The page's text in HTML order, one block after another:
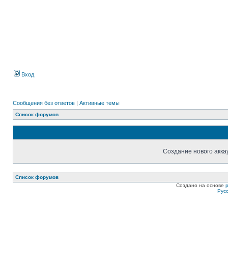
Вход
Сообщения без ответов | Активные темы
Список форумов
Создание нового
Список форумов
Создано на основе